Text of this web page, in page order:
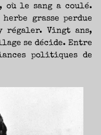
où le sang a coulé.
grasse perdue
régaler. Vingt ans,
se décide. Entre
politiques de